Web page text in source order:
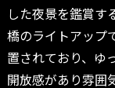
した夜景を鑑賞す
橋のライトアップ
置されており、ゆ
開放感があり雰囲